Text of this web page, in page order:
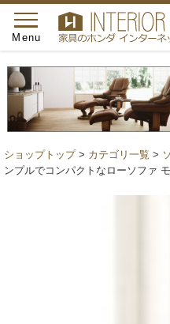
toggle
navigation
Menu
ショップトップ> カテゴリ一覧 >
ンプルでコンパクトなローソファ